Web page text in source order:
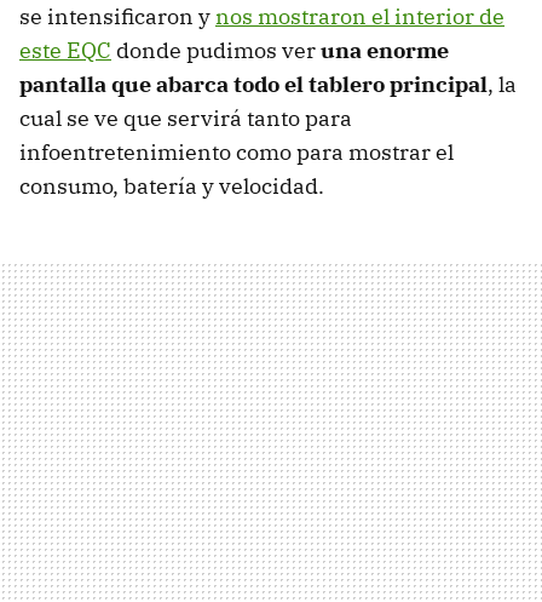
se intensificaron ynos mostraron el interior de
este EQC donde pudimos veruna enorme
pantalla que abarca todo el tablero principal, la
cual se ve que servirá tanto para
infoentretenimiento como para mostrar el
consumo, batería y velocidad.